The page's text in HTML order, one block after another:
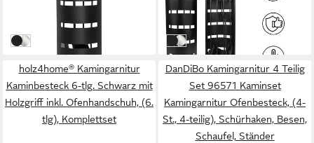
in 4-5 Werktagen bei dir
Schwarz
Silber
-51%
in 4-5 Werktagen bei dir
Schwarz
Silber
holz4home® Kamingarnitur
Kaminbesteck 6-tlg. Schwarz mit
Holzgriff inkl. Ofenhandschuh, (6.
tlg), Komplettset
DanDiBo Kamingarnitur 4 Teilig
Set 96571 Kaminset
Kamingarnitur Ofenbesteck, (4-
St., 4-teilig), Schürhaken, Besen,
Schaufel, Ständer